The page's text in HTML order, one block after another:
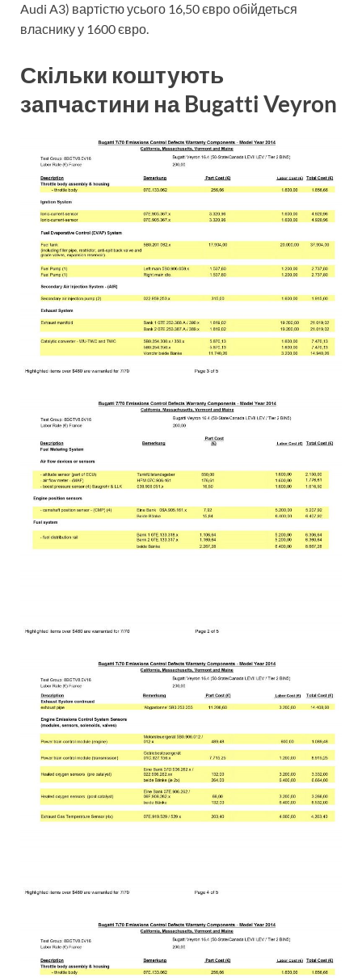
Audi A3) вартістю усього 16,50 євро обійдеться
власнику у 1600 євро.
Скільки коштують
запчастини на Bugatti Veyron